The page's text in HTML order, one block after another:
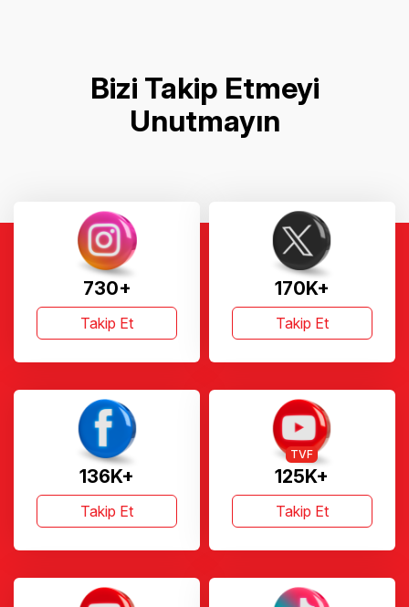
Bizi Takip Etmeyi
Unutmayın
730+
Takip Et
170K+
Takip Et
136K+
Takip Et
125K+
TVF
Takip Et